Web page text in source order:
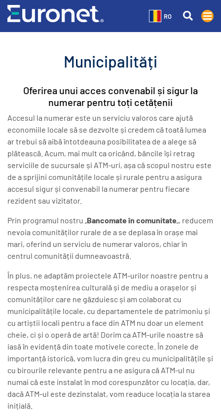
RO
Municipalități
Oferirea unui acces convenabil și sigur la
numerar pentru toți cetățenii
Accesul la numerar este un serviciu valoros care ajută
economiile locale să se dezvolte și credem că toată lumea
ar trebui să aibă întotdeauna posibilitatea de a alege să
plătească. Acum, mai mult ca oricând, băncile își retrag
serviciile de sucursale și ATM-uri, așa că scopul nostru este
de a sprijini comunitățile locale și rurale pentru a asigura
accesul sigur și convenabil la numerar pentru fiecare
rezident sau vizitator.
Prin programul nostru „Bancomate în comunitate„, reducem
nevoia comunităților rurale de a se deplasa în orașe mai
mari, oferind un serviciu de numerar valoros, chiar în
centrul comunității dumneavoastră.
În plus, ne adaptăm proiectele ATM-urilor noastre pentru a
respecta moștenirea culturală și de mediu a orașelor și
comunităților care ne găzduiesc și am colaborat cu
municipalitățile locale, cu departamentele de patrimoniu și
cu artiștii locali pentru a face din ATM nu doar un element
cheie, ci și o operă de artă! Dorim ca ATM-urile noastre să
iasă în evidență din toate motivele corecte. În zonele de
importanță istorică, vom lucra din greu cu municipalitățile și
cu birourile relevante pentru a ne asigura că ATM-ul nu
numai că este instalat în mod corespunzător cu locația, dar,
dacă ATM-ul este dezinstalat, vom readuce locația la starea
inițială.